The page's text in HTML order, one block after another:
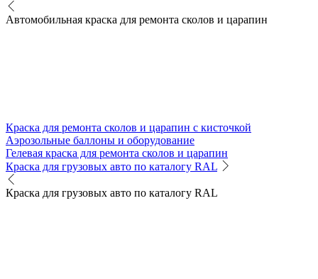
Автомобильная краска для ремонта сколов и царапин
Краска для ремонта сколов и царапин с кисточкой
Аэрозольные баллоны и оборудование
Гелевая краска для ремонта сколов и царапин
Краска для грузовых авто по каталогу RAL
Краска для грузовых авто по каталогу RAL